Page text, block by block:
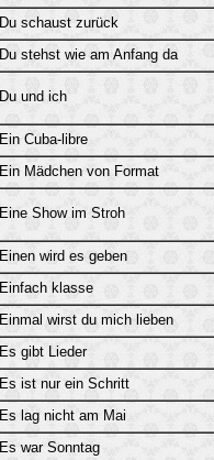
Du schaust zurück
Du stehst wie am Anfang da
Du und ich
Ein Cuba-libre
Ein Mädchen von Format
Eine Show im Stroh
Einen wird es geben
Einfach klasse
Einmal wirst du mich lieben
Es gibt Lieder
Es ist nur ein Schritt
Es lag nicht am Mai
Es war Sonntag